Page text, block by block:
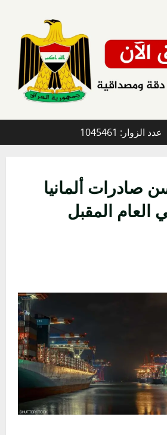
عدد الزوار: 1045461
صادرات ألمانيا
العام المقبل